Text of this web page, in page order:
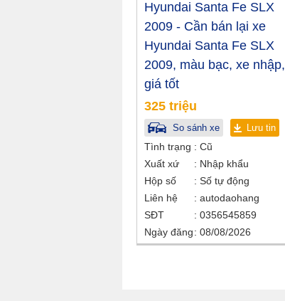
Hyundai Santa Fe SLX
2009 - Cần bán lại xe
Hyundai Santa Fe SLX
2009, màu bạc, xe nhập,
giá tốt
325 triệu
So sánh xe Lưu tin
Tình trạng
Cũ
Xuất xứ
Nhập khẩu
Hộp số
Số tự động
Liên hệ
autodaohang
SĐT
0356545859
Ngày đăng
08/08/2026